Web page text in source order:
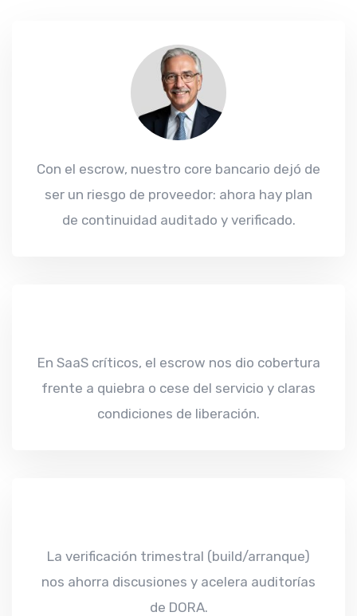
Con el escrow, nuestro core bancario dejó de
ser un riesgo de proveedor: ahora hay plan
de continuidad auditado y verificado.
En SaaS críticos, el escrow nos dio cobertura
frente a quiebra o cese del servicio y claras
condiciones de liberación.
La verificación trimestral (build/arranque)
nos ahorra discusiones y acelera auditorías
de DORA.